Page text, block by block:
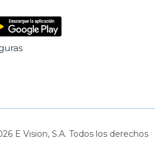
E Vision, S.A. Todos los derechos